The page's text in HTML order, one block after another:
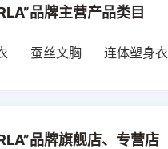
品牌主营产品类目
蚕丝文胸 连体塑身衣
品牌旗舰店、专营店